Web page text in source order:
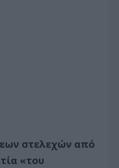
στελεχών από
«του